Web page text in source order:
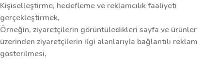
Kişiselleştirme, hedefleme ve reklamcılık faaliyeti
gerçekleştirmek,
Örneğin, ziyaretçilerin görüntüledikleri sayfa ve ürünler
üzerinden ziyaretçilerin ilgi alanlarıyla bağlantılı reklam
gösterilmesi,